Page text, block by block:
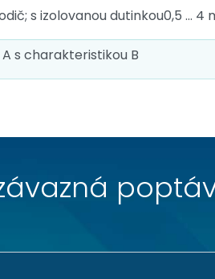
s izolovanou dutinkou0,5 … 4
A s charakteristikou B